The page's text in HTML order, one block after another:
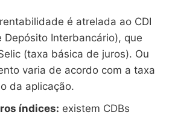
é atrelada ao CDI
Interbancário), que
(taxa básica de juros). Ou
varia de acordo com a taxa
da aplicação.
índices: existem CDBs